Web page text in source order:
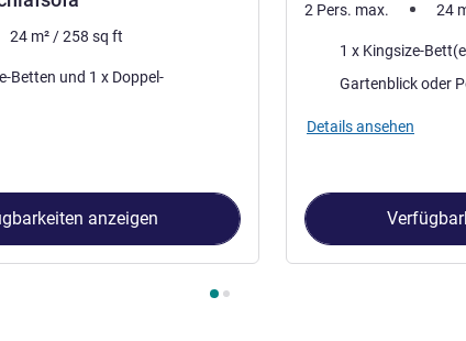
24 m² /258 sq ft
und 1 x Doppel-
anzeigen
2 Pers. max. 24
Bettwäsche
1 x Kingsize-
Aussicht:
Details ansehen